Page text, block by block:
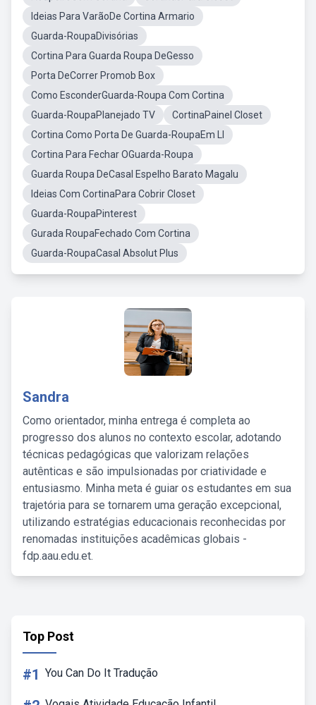
Ideias Para VarãoDe Cortina Armario
Guarda-RoupaDivisórias
Cortina Para Guarda Roupa DeGesso
Porta DeCorrer Promob Box
Como EsconderGuarda-Roupa Com Cortina
Guarda-RoupaPlanejado TV
CortinaPainel Closet
Cortina Como Porta De Guarda-RoupaEm Ll
Cortina Para Fechar OGuarda-Roupa
Guarda Roupa DeCasal Espelho Barato Magalu
Ideias Com CortinaPara Cobrir Closet
Guarda-RoupaPinterest
Gurada RoupaFechado Com Cortina
Guarda-RoupaCasal Absolut Plus
Sandra
Como orientador, minha entrega é completa ao
progresso dos alunos no contexto escolar, adotando
técnicas pedagógicas que valorizam relações
autênticas e são impulsionadas por criatividade e
entusiasmo. Minha meta é guiar os estudantes em sua
trajetória para se tornarem uma geração excepcional,
utilizando estratégias educacionais reconhecidas por
renomadas instituições acadêmicas globais -
fdp.aau.edu.et.
Top Post
#1 You Can Do It Tradução